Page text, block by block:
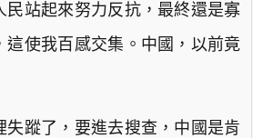
站起來努力反抗，最終還是寡
使我百感交集。中國，以前竟
蹤了，要進去搜查，中國是肯